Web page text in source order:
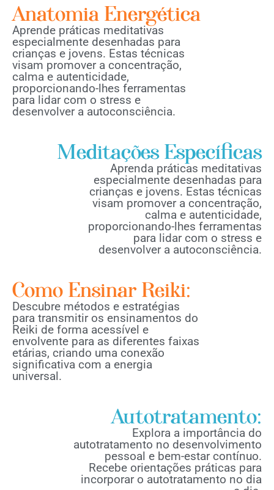
Anatomia Energética
Aprende práticas meditativas
especialmente desenhadas para
crianças e jovens. Estas técnicas
visam promover a concentração,
calma e autenticidade,
proporcionando-lhes ferramentas
para lidar com o stress e
desenvolver a autoconsciência.
Meditações Específicas
Aprenda práticas meditativas
especialmente desenhadas para
crianças e jovens. Estas técnicas
visam promover a concentração,
calma e autenticidade,
proporcionando-lhes ferramentas
para lidar com o stress e
desenvolver a autoconsciência.
Como Ensinar Reiki:
Descubre métodos e estratégias
para transmitir os ensinamentos do
Reiki de forma acessível e
envolvente para as diferentes faixas
etárias, criando uma conexão
significativa com a energia
universal.
Autotratamento:
Explora a importância do
autotratamento no desenvolvimento
pessoal e bem-estar contínuo.
Recebe orientações práticas para
incorporar o autotratamento no dia